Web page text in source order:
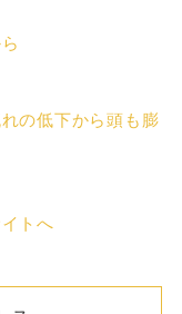
の低下から頭も膨
トへ